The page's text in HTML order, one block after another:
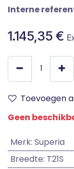
Interne
1.145,35 €
Toevoegen
Geen
Merk: Superia
Breedte: T21S